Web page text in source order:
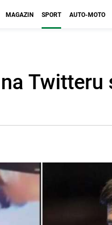
MAGAZIN SPORT AUTO-MOTO